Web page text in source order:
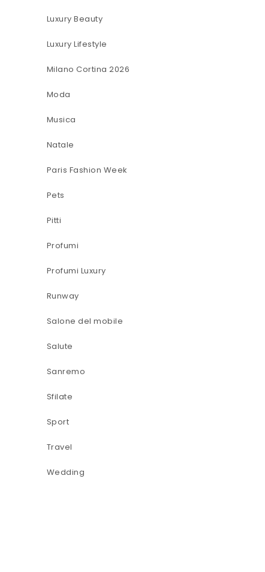
Luxury Beauty
Luxury Lifestyle
Milano Cortina 2026
Moda
Musica
Natale
Paris Fashion Week
Pets
Pitti
Profumi
Profumi Luxury
Runway
Salone del mobile
Salute
Sanremo
Sfilate
Sport
Travel
Wedding